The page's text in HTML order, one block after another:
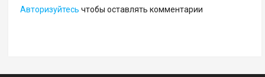
Авторизуйтесь чтобы оставлять комментарии